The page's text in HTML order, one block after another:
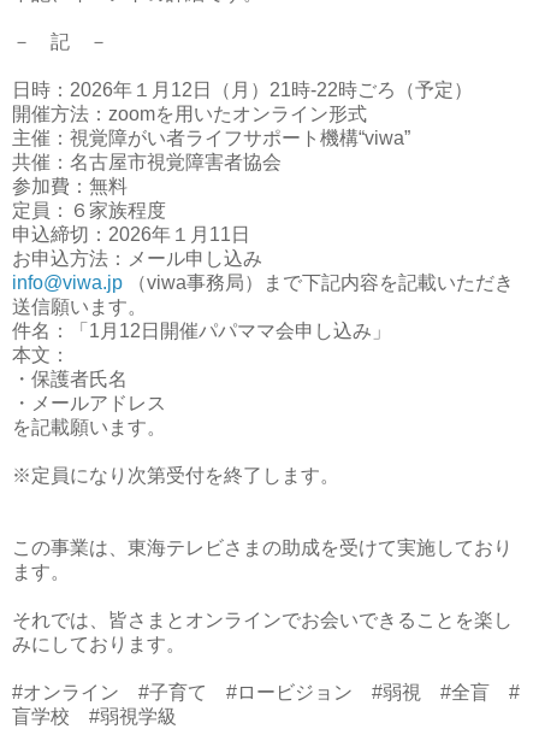
－ 記 －
日時：2026年１月12日（月）21時-22時ごろ（予定）
開催方法：zoomを用いたオンライン形式
主催：視覚障がい者ライフサポート機構“viwa”
共催：名古屋市視覚障害者協会
参加費：無料
定員：６家族程度
申込締切：2026年１月11日
お申込方法：メール申し込み
info@viwa.jp （viwa事務局）まで下記内容を記載いただき
送信願います。
件名：「1月12日開催パパママ会申し込み」
本文：
・保護者氏名
・メールアドレス
を記載願います。
※定員になり次第受付を終了します。
この事業は、東海テレビさまの助成を受けて実施しており
ます。
それでは、皆さまとオンラインでお会いできることを楽し
みにしております。
#オンライン #子育て #ロービジョン #弱視 #全盲 #
盲学校 #弱視学級